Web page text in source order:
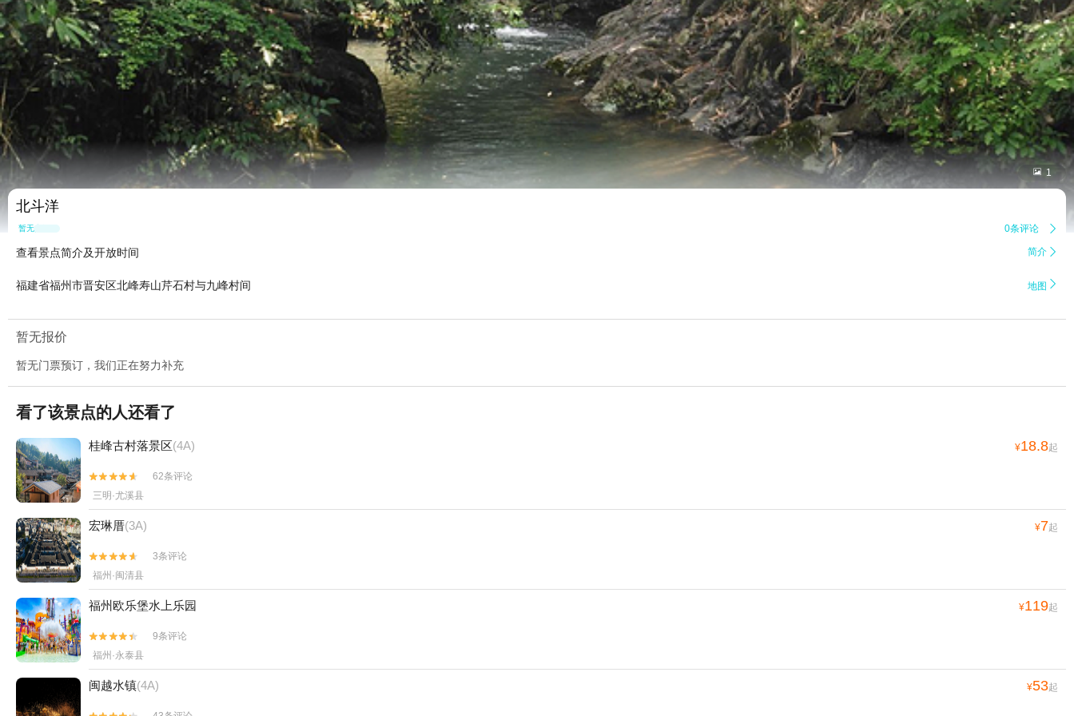
 1
北斗洋
暂无点评 0条评论 
查看景点简介及开放时间 简介 
福建省福州市晋安区北峰寿山芹石村与九峰村间 地图 
暂无报价
暂无门票预订，我们正在努力补充
看了该景点的人还看了
桂峰古村落景区(4A) ¥18.8起


62条评论
三明·尤溪县
宏琳厝(3A) ¥7起


3条评论
福州·闽清县
福州欧乐堡水上乐园 ¥119起


9条评论
福州·永泰县
闽越水镇(4A) ¥53起